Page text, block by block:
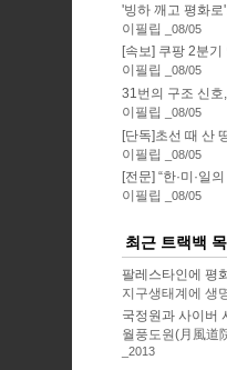
'빙하 깨고 평화로
이필립
08/05
[속보] 쿠팡 2분
이필립
08/05
31번의 구조 신호
이필립
08/05
[단독]초선 때 산
이필립
08/05
[전문] “한·미·일
이필립
08/05
최근 트랙백
팔레스타인에 평
지구생태계에 생
국정원과 사이버
월풍도원(月風道
2013